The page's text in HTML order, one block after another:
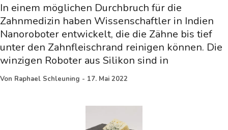
In einem möglichen Durchbruch für die
Zahnmedizin haben Wissenschaftler in Indien
Nanoroboter entwickelt, die die Zähne bis tief
unter den Zahnfleischrand reinigen können. Die
winzigen Roboter aus Silikon sind in
Von Raphael Schleuning - 17. Mai 2022